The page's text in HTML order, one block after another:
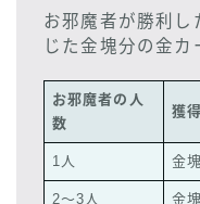
お邪魔者が勝利し
じた金塊分の金カ
お邪魔者の人
数
獲
1人 金
2～3人 金